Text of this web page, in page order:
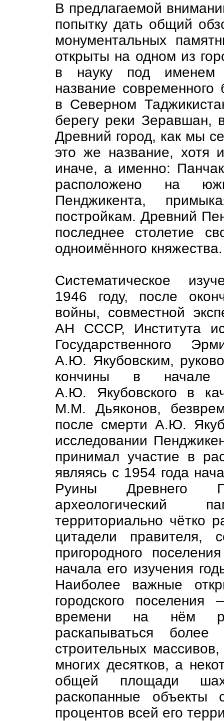
В предлагаемой
попытку дать общий
монументальных
открыты на одном из
в науку под именем
название
в Северном
берегу реки Зеравшан,
Древний город, как мы
это же название, хотя
иначе, а именно:
расположено на
Пенджикента,
постройкам. Древний
последнее столетие
одноимённого княжества.
Систематическое
1946 году, после
войны, совместной
АН СССР, Института
Государственного
А.Ю. Якубовским,
кончины в начале
А.Ю. Якубовского в
М.М. Дьяконов,
после смерти А.Ю.
исследовании
принимал участие в
являясь с 1954 года
Руины Древнего
археологический
территориально чётко
цитадели правителя,
пригородного
начала его изучения
Наиболее важные
городского
времени на нём
раскапываться
строительных
многих десятков, а
общей площади
раскопанные
процентов всей его